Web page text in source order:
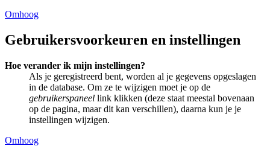
Omhoog
Gebruikersvoorkeuren en instellingen
Hoe verander ik mijn instellingen?
Als je geregistreerd bent, worden al je gegevens opgeslagen
in de database. Om ze te wijzigen moet je op de
gebruikerspaneel link klikken (deze staat meestal bovenaan
op de pagina, maar dit kan verschillen), daarna kun je je
instellingen wijzigen.
Omhoog